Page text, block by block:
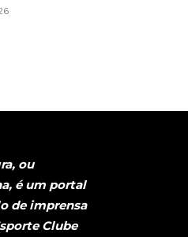
ou
é um portal
de imprensa
Clube